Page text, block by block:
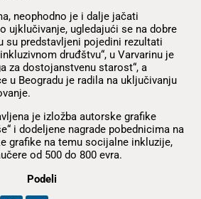
neophodno je i dalje jačati
ujklučivanje, ugledajući se na dobre
su predstavljeni pojedini rezultati
druđštvu“, u Varvarinu je
za dostojanstvenu starost“, a
u Beogradu je radila na uključivanju
je izložba autorske grafike
i dodeljene nagrade pobednicima na
grafike na temu socijalne inkluzije,
od 500 do 800 evra.
Podeli